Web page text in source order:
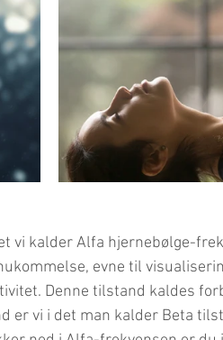
vi kalder Alfa hjernebølge-
evne til
Denne tilstand kaldes
er vi i det man kalder Beta